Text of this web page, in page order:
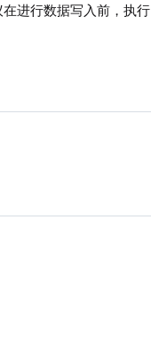
进行数据写入前，执行